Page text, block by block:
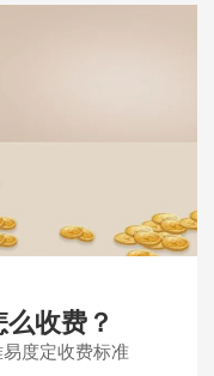
收费？
度定收费标准